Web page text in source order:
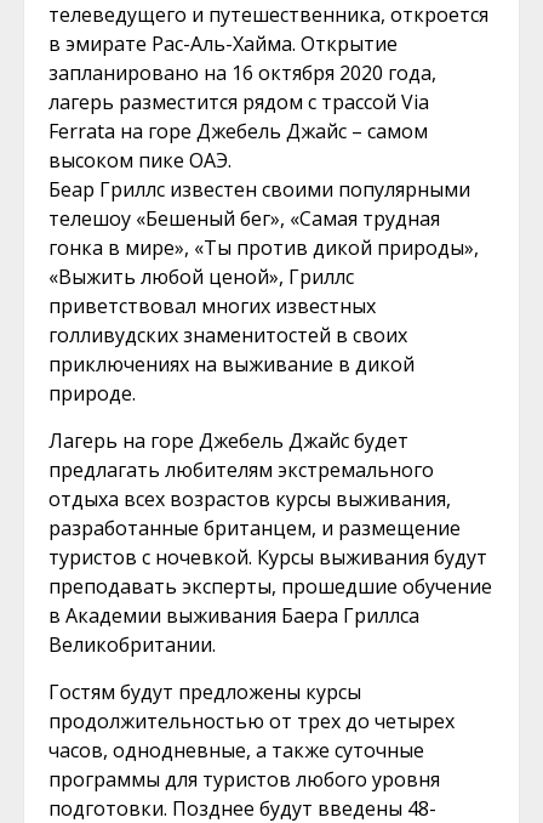
телеведущего и путешественника, откроется
в эмирате Рас-Аль-Хайма. Открытие
запланировано на 16 октября 2020 года,
лагерь разместится рядом с трассой Via
Ferrata на горе Джебель Джайс – самом
высоком пике ОАЭ.
Беар Гриллс известен своими популярными
телешоу «Бешеный бег», «Самая трудная
гонка в мире», «Ты против дикой природы»,
«Выжить любой ценой», Гриллс
приветствовал многих известных
голливудских знаменитостей в своих
приключениях на выживание в дикой
природе.
Лагерь на горе Джебель Джайс будет
предлагать любителям экстремального
отдыха всех возрастов курсы выживания,
разработанные британцем, и размещение
туристов с ночевкой. Курсы выживания будут
преподавать эксперты, прошедшие обучение
в Академии выживания Баера Гриллса
Великобритании.
Гостям будут предложены курсы
продолжительностью от трех до четырех
часов, однодневные, а также суточные
программы для туристов любого уровня
подготовки. Позднее будут введены 48-